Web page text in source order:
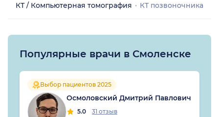
КТ / Компьютерная томография
КТ позвоночника
Популярные врачи в Смоленске
Выбор пациентов 2025
Осмоловский Дмитрий Павлович
5.0
31 отзыв